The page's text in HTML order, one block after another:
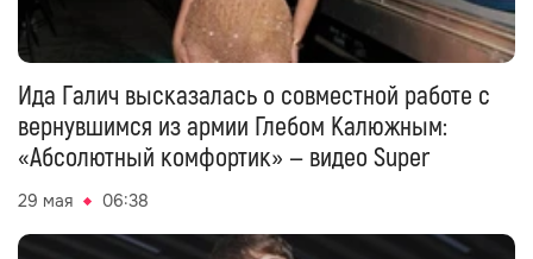
Ида Галич высказалась о совместной работе с
вернувшимся из армии Глебом Калюжным:
«Абсолютный комфортик» — видео Super
29 мая 06:38